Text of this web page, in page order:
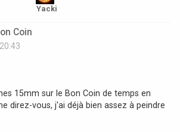
Yacki
Coin
15mm sur le Bon Coin de temps en
direz-vous, j'ai déjà bien assez à peindre